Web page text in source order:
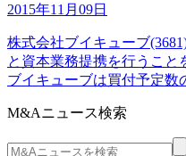
2015年11月09日
株式会社ブイキューブ
と資本業務提携を行うこと
ブイキューブは買付予定数
M&Aニュース検索